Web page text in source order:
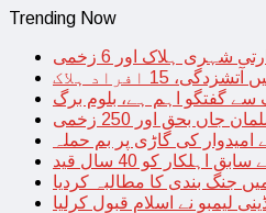
Trending Now
شہری ہلاک اور 6 زخمی
15 افراد ہلاک
سے گفتگو اہم ہے، بلوم برگ
امیدوار کی گاڑی پر بم حملہ
کو 40 سال قید
جنگ بندی کا مطالبہ کردیا
لیمبو نے اسلام قبول کرلیا